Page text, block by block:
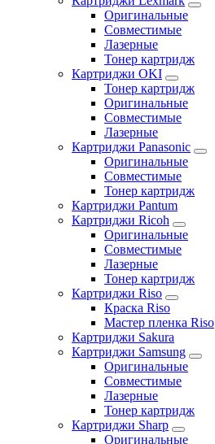
Оригинальные
Совместимые
Лазерные
Тонер картридж
Картриджи OKI
Тонер картридж
Оригинальные
Совместимые
Лазерные
Картриджи Panasonic
Оригинальные
Совместимые
Тонер картридж
Картриджи Pantum
Картриджи Ricoh
Оригинальные
Совместимые
Лазерные
Тонер картридж
Картриджи Riso
Краска Riso
Мастер пленка Riso
Картриджи Sakura
Картриджи Samsung
Оригинальные
Совместимые
Лазерные
Тонер картридж
Картриджи Sharp
Оригинальные